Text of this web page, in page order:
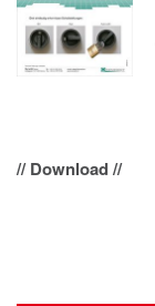
// Download //